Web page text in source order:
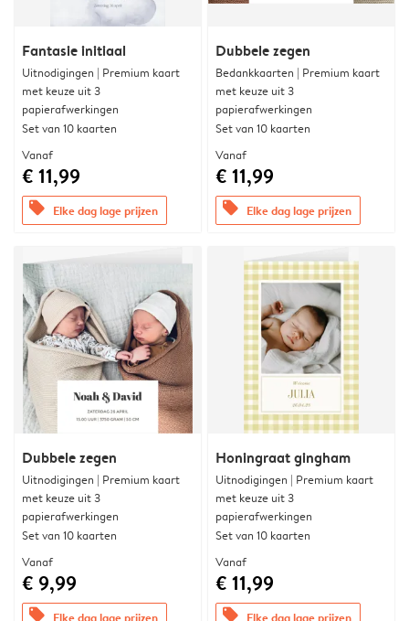
Fantasie initiaal
Uitnodigingen | Premium kaart
met keuze uit 3
papierafwerkingen
Set van 10 kaarten
Vanaf
€ 11,99
offers Elke dag lage prijzen
Dubbele zegen
Bedankkaarten | Premium kaart
met keuze uit 3
papierafwerkingen
Set van 10 kaarten
Vanaf
€ 11,99
offers Elke dag lage prijzen
Dubbele zegen
Uitnodigingen | Premium kaart
met keuze uit 3
papierafwerkingen
Set van 10 kaarten
Vanaf
€ 9,99
offers Elke dag lage prijzen
Honingraat gingham
Uitnodigingen | Premium kaart
met keuze uit 3
papierafwerkingen
Set van 10 kaarten
Vanaf
€ 11,99
offers Elke dag lage prijzen